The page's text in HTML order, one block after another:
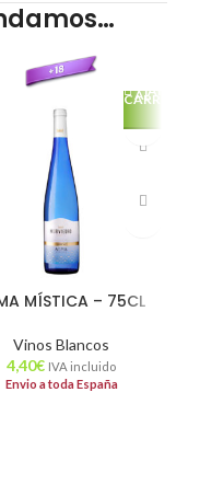
MÍSTICA – 75CL
Vinos Blancos
4,40€ IVA incluido
Envio a toda España
AÑADE
AL
CARRITO